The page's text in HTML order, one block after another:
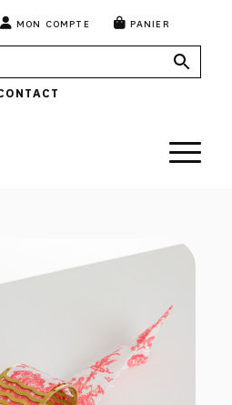
MON COMPTE PANIER